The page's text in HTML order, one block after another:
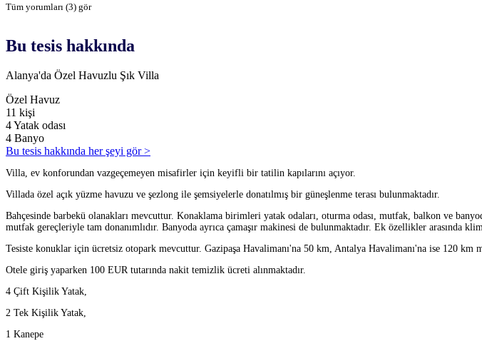
Tüm yorumları (3) gör
Bu tesis hakkında
Alanya'da Özel Havuzlu Şık Villa
Özel Havuz
11 kişi
4 Yatak odası
4 Banyo
Bu tesis hakkında her şeyi gör >
Villa, ev konforundan vazgeçemeyen misafirler için keyifli bir tatilin kapılarını açıyor.
Villada özel açık yüzme havuzu ve şezlong ile şemsiyelerle donatılmış bir güneşlenme terası bulunmaktadır.
Bahçesinde barbekü olanakları mevcuttur. Konaklama birimleri yatak odaları, oturma odası, mutfak, balkon ve
mutfak gereçleriyle tam donanımlıdır. Banyoda ayrıca çamaşır makinesi de bulunmaktadır. Ek özellikler arasında
Tesiste konuklar için ücretsiz otopark mevcuttur. Gazipaşa Havalimanı'na 50 km, Antalya Havalimanı'na ise 120 km
Otele giriş yaparken 100 EUR tutarında nakit temizlik ücreti alınmaktadır.
4 Çift Kişilik Yatak,
2 Tek Kişilik Yatak,
1 Kanepe